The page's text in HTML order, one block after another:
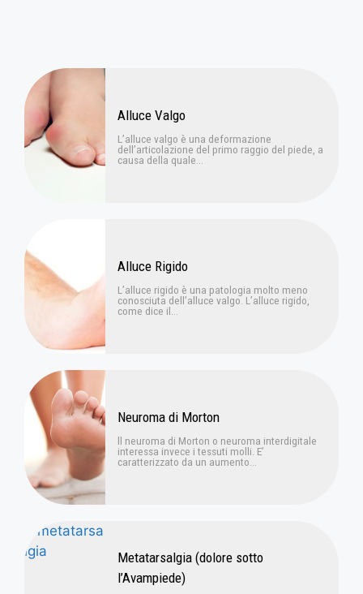
Alluce Valgo
L’alluce valgo è una deformazione
dell’articolazione del primo raggio del piede, a
causa della quale...
Alluce Rigido
L’alluce rigido è una patologia molto meno
conosciuta dell’alluce valgo. L’alluce rigido,
come dice il...
Neuroma di Morton
ll neuroma di Morton o neuroma interdigitale
interessa invece i tessuti molli. E’
caratterizzato da un aumento...
Metatarsalgia (dolore sotto
l’Avampiede)